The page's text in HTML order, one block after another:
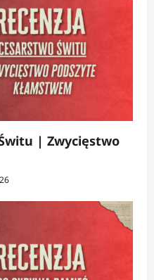
Świtu | Zwycięstwo